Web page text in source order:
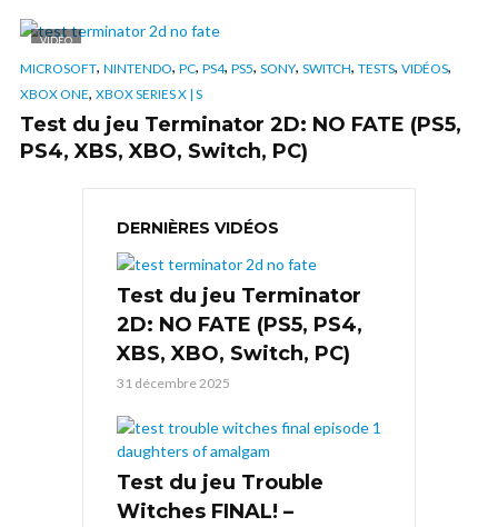
VIDÉO
MICROSOFT, NINTENDO, PC, PS4, PS5, SONY, SWITCH, TESTS, VIDÉOS,
XBOX ONE, XBOX SERIES X | S
Test du jeu Terminator 2D: NO FATE (PS5,
PS4, XBS, XBO, Switch, PC)
DERNIÈRES VIDÉOS
Test du jeu Terminator
2D: NO FATE (PS5, PS4,
XBS, XBO, Switch, PC)
31 décembre 2025
Test du jeu Trouble
Witches FINAL! –